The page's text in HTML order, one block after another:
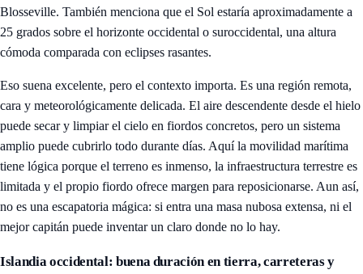
Blosseville. También menciona que el Sol estaría aproximadamente a
25 grados sobre el horizonte occidental o suroccidental, una altura
cómoda comparada con eclipses rasantes.
Eso suena excelente, pero el contexto importa. Es una región remota,
cara y meteorológicamente delicada. El aire descendente desde el hielo
puede secar y limpiar el cielo en fiordos concretos, pero un sistema
amplio puede cubrirlo todo durante días. Aquí la movilidad marítima
tiene lógica porque el terreno es inmenso, la infraestructura terrestre es
limitada y el propio fiordo ofrece margen para reposicionarse. Aun así,
no es una escapatoria mágica: si entra una masa nubosa extensa, ni el
mejor capitán puede inventar un claro donde no lo hay.
Islandia occidental: buena duración en tierra, carreteras y